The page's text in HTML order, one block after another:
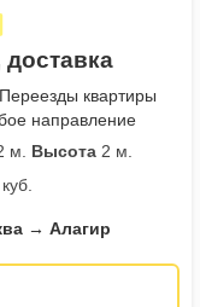
квартиры
направление
м. Высота 2 м.
→ Алагир